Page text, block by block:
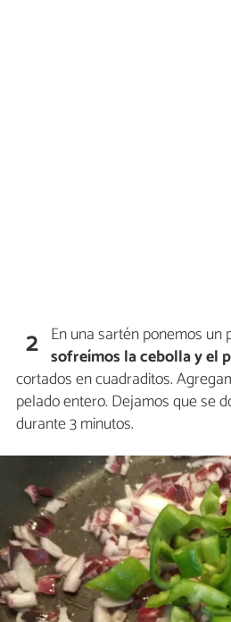
2 En una sartén ponemos un
sofreímos la cebolla y el
cortados en cuadraditos.
pelado entero. Dejamos que se
durante 3 minutos.